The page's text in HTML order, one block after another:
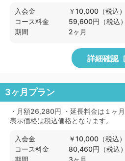
入会金
￥10,000（税込）
コース料金
59,600円（税込）
期間
2ヶ月
詳細確認
3ヶ月プラン
・月額26,280円 ・延長料金は１ヶ
表示価格は税込価格となります。
入会金
￥10,000（税込）
コース料金
80,460円（税込）